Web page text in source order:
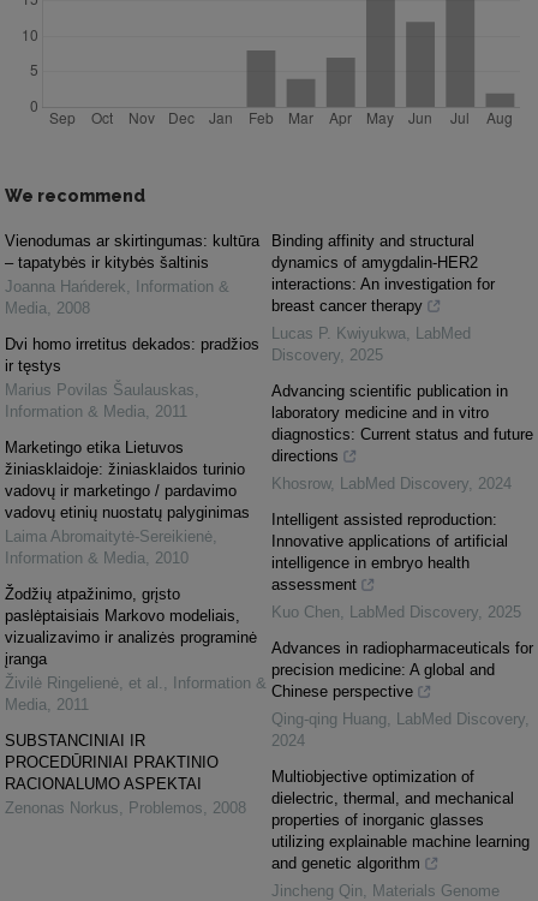
We recommend
Vienodumas ar skirtingumas: kultūra
– tapatybės ir kitybės šaltinis
Joanna Hańderek
Information &
Media
2008
Dvi homo irretitus dekados: pradžios
ir tęstys
Marius Povilas Šaulauskas
Information & Media
2011
Marketingo etika Lietuvos
žiniasklaidoje: žiniasklaidos turinio
vadovų ir marketingo / pardavimo
vadovų etinių nuostatų palyginimas
Laima Abromaitytė-Sereikienė
Information & Media
2010
Žodžių atpažinimo, grįsto
paslėptaisiais Markovo modeliais,
vizualizavimo ir analizės programinė
įranga
Živilė Ringelienė, et al.
Information &
Media
2011
SUBSTANCINIAI IR
PROCEDŪRINIAI PRAKTINIO
RACIONALUMO ASPEKTAI
Zenonas Norkus
Problemos 2008
Binding affinity and structural
dynamics of amygdalin-HER2
interactions: An investigation for
breast cancer therapy
Lucas P. Kwiyukwa
LabMed
Discovery 2025
Advancing scientific publication in
laboratory medicine and in vitro
diagnostics: Current status and future
directions
Khosrow, LabMed Discovery 2024
Intelligent assisted reproduction:
Innovative applications of artificial
intelligence in embryo health
assessment
Kuo Chen
LabMed Discovery 2025
Advances in radiopharmaceuticals for
precision medicine: A global and
Chinese perspective
Qing-qing Huang
LabMed Discovery
2024
Multiobjective optimization of
dielectric, thermal, and mechanical
properties of inorganic glasses
utilizing explainable machine learning
and genetic algorithm
Jincheng Qin
Materials Genome